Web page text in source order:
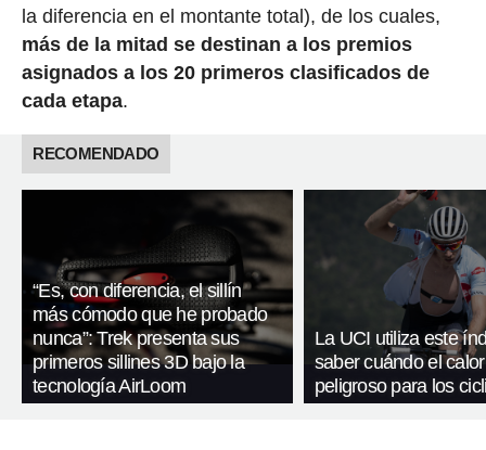
la diferencia en el montante total), de los cuales,
más de la mitad se destinan a los premios
asignados a los 20 primeros clasificados de
cada etapa.
RECOMENDADO
“Es, con diferencia, el sillín
más cómodo que he probado
nunca”: Trek presenta sus
primeros sillines 3D bajo la
tecnología AirLoom
La UCI utiliza este
saber cuándo el
peligroso para los